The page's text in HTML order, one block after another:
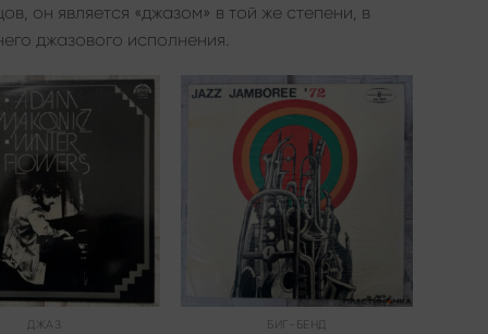
он является «джазом» в той же степени, в
джазового исполнения.
ДЖАЗ
wishlist
БИГ-БЕНД